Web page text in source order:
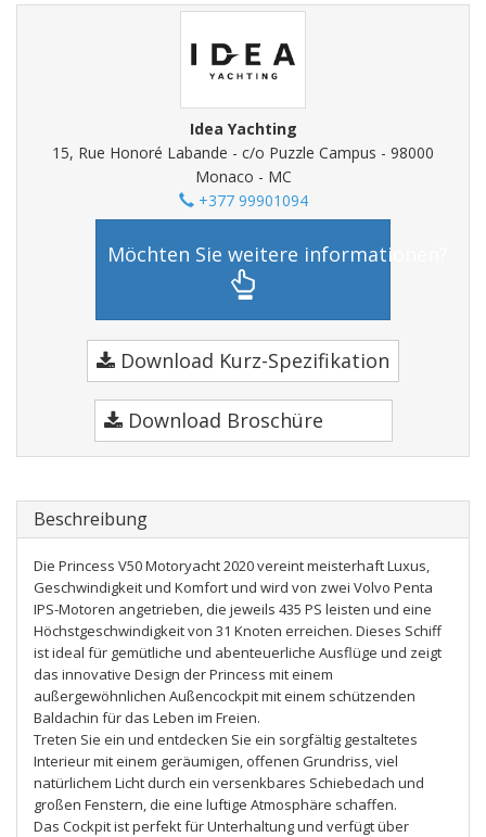
Idea Yachting
15, Rue Honoré Labande - c/o Puzzle Campus - 98000
Monaco - MC
+377 99901094
Möchten Sie weitere informationen?
Download Kurz-Spezifikation
Download Broschüre
Beschreibung
Die Princess V50 Motoryacht 2020 vereint meisterhaft Luxus,
Geschwindigkeit und Komfort und wird von zwei Volvo Penta
IPS-Motoren angetrieben, die jeweils 435 PS leisten und eine
Höchstgeschwindigkeit von 31 Knoten erreichen. Dieses Schiff
ist ideal für gemütliche und abenteuerliche Ausflüge und zeigt
das innovative Design der Princess mit einem
außergewöhnlichen Außencockpit mit einem schützenden
Baldachin für das Leben im Freien.
Treten Sie ein und entdecken Sie ein sorgfältig gestaltetes
Interieur mit einem geräumigen, offenen Grundriss, viel
natürlichem Licht durch ein versenkbares Schiebedach und
großen Fenstern, die eine luftige Atmosphäre schaffen.
Das Cockpit ist perfekt für Unterhaltung und verfügt über